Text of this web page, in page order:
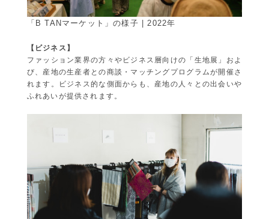
「B TANマーケット」の様子 | 2022年
【ビジネス】
ファッション業界の方々やビジネス層向けの「生地展」およ
び、産地の生産者との商談・マッチングプログラムが開催さ
れます。ビジネス的な側面からも、産地の人々との出会いや
ふれあいが提供されます。